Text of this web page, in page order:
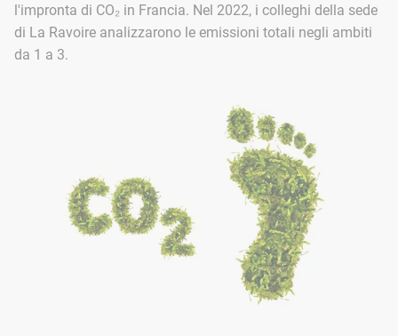
l'impronta di CO₂ in Francia. Nel 2022, i colleghi della sede
di La Ravoire analizzarono le emissioni totali negli ambiti
da 1 a 3.